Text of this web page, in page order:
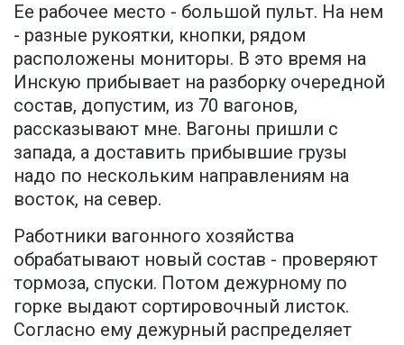
Ее рабочее место - большой пульт. На нем
- разные рукоятки, кнопки, рядом
расположены мониторы. В это время на
Инскую прибывает на разборку очередной
состав, допустим, из 70 вагонов,
рассказывают мне. Вагоны пришли с
запада, а доставить прибывшие грузы
надо по нескольким направлениям на
восток, на север.
Работники вагонного хозяйства
обрабатывают новый состав - проверяют
тормоза, спуски. Потом дежурному по
горке выдают сортировочный листок.
Согласно ему дежурный распределяет